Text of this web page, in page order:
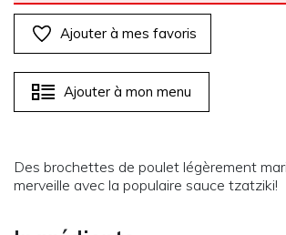
Ajouter à mes favoris
Ajouter à mon menu
Des brochettes de poulet légèrement
merveille avec la populaire sauce tzatziki!